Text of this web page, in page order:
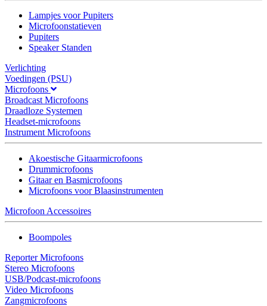
Lampjes voor Pupiters
Microfoonstatieven
Pupiters
Speaker Standen
Verlichting
Voedingen (PSU)
Microfoons
Broadcast Microfoons
Draadloze Systemen
Headset-microfoons
Instrument Microfoons
Akoestische Gitaarmicrofoons
Drummicrofoons
Gitaar en Basmicrofoons
Microfoons voor Blaasinstrumenten
Microfoon Accessoires
Boompoles
Reporter Microfoons
Stereo Microfoons
USB/Podcast-microfoons
Video Microfoons
Zangmicrofoons